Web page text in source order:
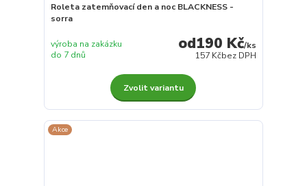
Roleta zatemňovací den a noc BLACKNESS -
sorra
190 Kč/ks
157 Kčbez DPH
výroba na zakázku
do 7 dnů
Zvolit variantu
Akce